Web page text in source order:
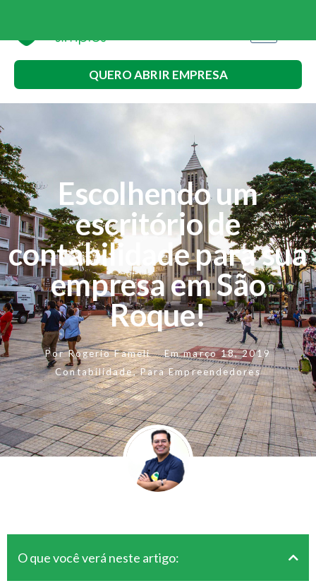
QUERO ABRIR EMPRESA
Escolhendo um
escritório de
contabilidade para sua
empresa em São
Roque!
PorRogerio Fameli Em março 18, 2019
Contabilidade,Para Empreendedores
O que você verá neste artigo: